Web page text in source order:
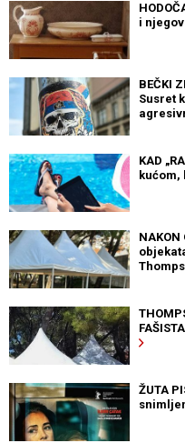
i
BEČKI
Susret
KAD
kućom,
ŽUTA